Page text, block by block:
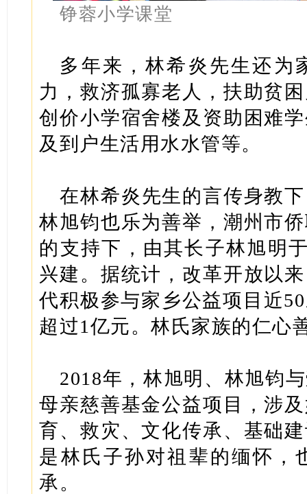
铮蓉小学课堂
多年来，林希炎先生还为
力，救济孤寡老人，扶助贫
创价小学宿舍楼及资助困难
及到户生活用水水管等。
在林希炎先生的言传身教
林旭钧也乐为善举，潮州市
的支持下，由其长子林旭明
兴建。据统计，改革开放以
代积极参与家乡公益项目近
超过1亿元。林氏家族的仁心
2018年，林旭明、林旭钧
母亲慈善基金公益项目，涉
育、救灾、文化传承、基础
是林氏子孙对祖辈的缅怀，
承。